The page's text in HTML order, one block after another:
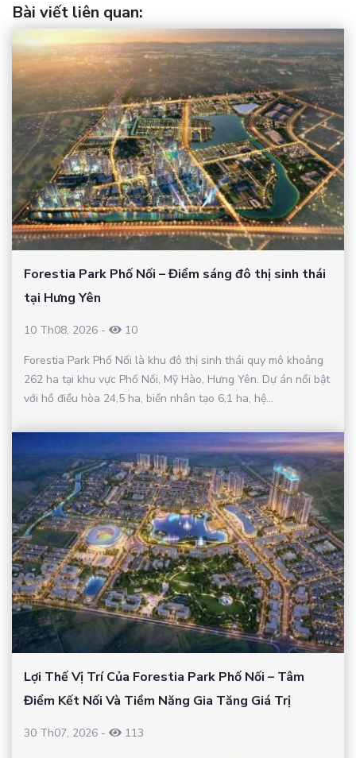
Bài viết liên quan:
Forestia Park Phố Nối – Điểm sáng đô thị sinh thái
tại Hưng Yên
10 Th08, 2026 -
10
Forestia Park Phố Nối là khu đô thị sinh thái quy mô khoảng
262 ha tại khu vực Phố Nối, Mỹ Hào, Hưng Yên. Dự án nổi bật
với hồ điều hòa 24,5 ha, biển nhân tạo 6,1 ha, hệ...
Lợi Thế Vị Trí Của Forestia Park Phố Nối – Tâm
Điểm Kết Nối Và Tiềm Năng Gia Tăng Giá Trị
30 Th07, 2026 -
113